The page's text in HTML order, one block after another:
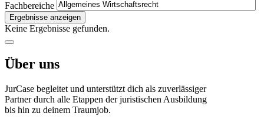
Fachbereiche
Ergebnisse anzeigen
Keine Ergebnisse gefunden.
Über uns
JurCase begleitet und unterstützt dich als zuverlässiger
Partner durch alle Etappen der juristischen Ausbildung
bis hin zu deinem Traumjob.